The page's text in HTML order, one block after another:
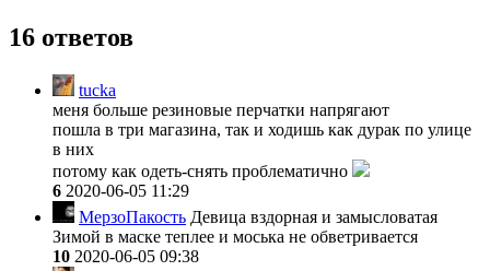
16 ответов
tucka
меня больше резиновые перчатки напрягают
пошла в три магазина, так и ходишь как дурак по улице
в них
потому как одеть-снять проблематично
6 2020-06-05 11:29
МерзоПакость Девица вздорная и замысловатая
Зимой в маске теплее и моська не обветривается
10 2020-06-05 09:38